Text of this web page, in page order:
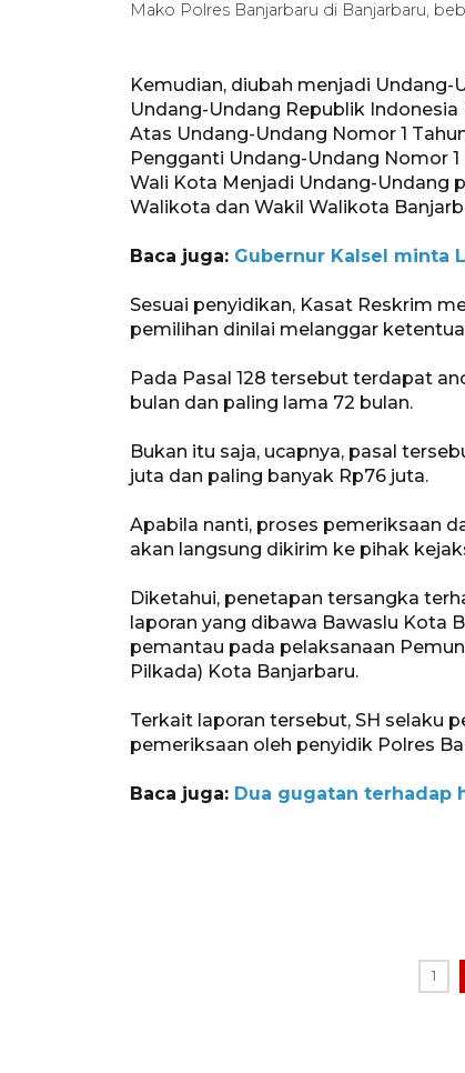
Mako Polres Banjarbaru di Banjarbaru,
Kemudian, diubah menjadi
Undang-Undang Republik Indonesia
Atas Undang-Undang Nomor 1
Pengganti Undang-Undang Nomor
Wali Kota Menjadi Undang-Undang
Walikota dan Wakil Walikota
Baca juga: Gubernur Kalsel minta
Sesuai penyidikan, Kasat Reskrim
pemilihan dinilai melanggar
Pada Pasal 128 tersebut terdapat
bulan dan paling lama 72 bulan.
Bukan itu saja, ucapnya, pasal
juta dan paling banyak Rp76 juta.
Apabila nanti, proses pemeriksaan
akan langsung dikirim ke pihak
Diketahui, penetapan tersangka
laporan yang dibawa Bawaslu Kota
pemantau pada pelaksanaan
Pilkada) Kota Banjarbaru.
Terkait laporan tersebut, SH selaku
pemeriksaan oleh penyidik Polres
Baca juga: Dua gugatan terhadap
1